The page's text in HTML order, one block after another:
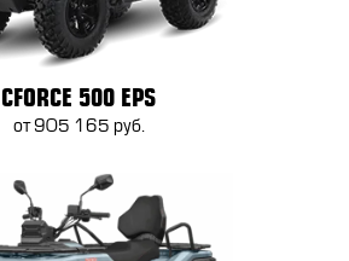
CFORCE 500 EPS
от 905 165 руб.